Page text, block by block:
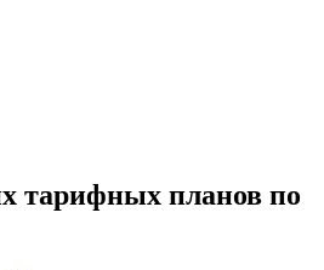
тарифных планов по